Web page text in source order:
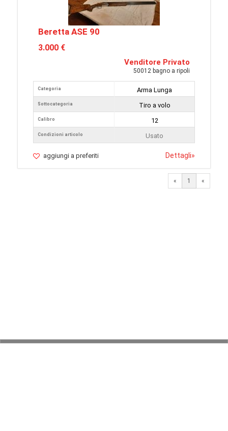
Beretta ASE 90
3.000 €
Venditore Privato
50012 bagno a ripoli
Categoria
Sottocategoria
Calibro
Condizioni articolo
Arma Lunga
Tiro a volo
12
Usato
aggiungi a preferiti Dettagli»
« 1 «